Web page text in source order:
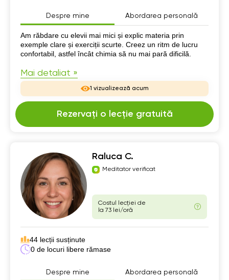
Despre mine Abordarea personală
Despre mine
Am răbdare cu elevii mai mici și explic materia prin
exemple clare și exerciții scurte. Creez un ritm de lucru
confortabil, astfel încât chimia să nu mai pară dificilă.
Mai detaliat »
1 vizualizează acum
Rezervați o lecție gratuită
Raluca C.
Meditator verificat
Costul lecției de
la 73 lei/oră
44 lecții susținute
0 de locuri libere rămase
Despre mine Abordarea personală